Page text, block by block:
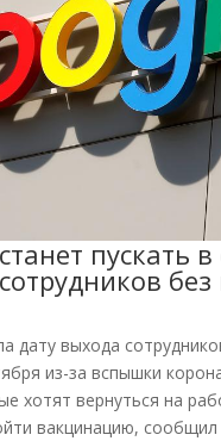
пускать
дату выхода
из-за вспышки
хотят вернуться на
вакцинацию, сообщил